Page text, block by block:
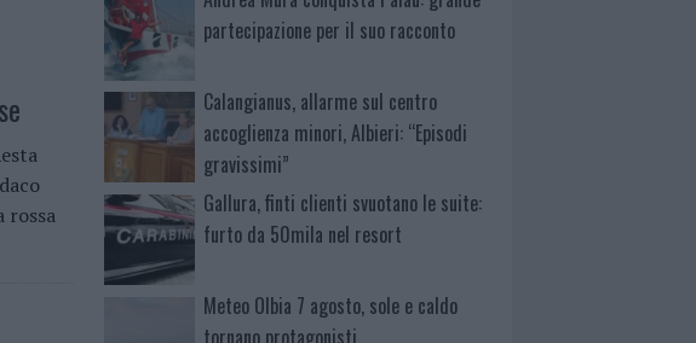
rossa
partecipazione per il suo racconto
Calangianus, allarme sul centro
accoglienza minori, Albieri: “Episodi
gravissimi”
Gallura, finti clienti svuotano le suite:
furto da 50mila nel resort
Meteo Olbia 7 agosto, sole e caldo